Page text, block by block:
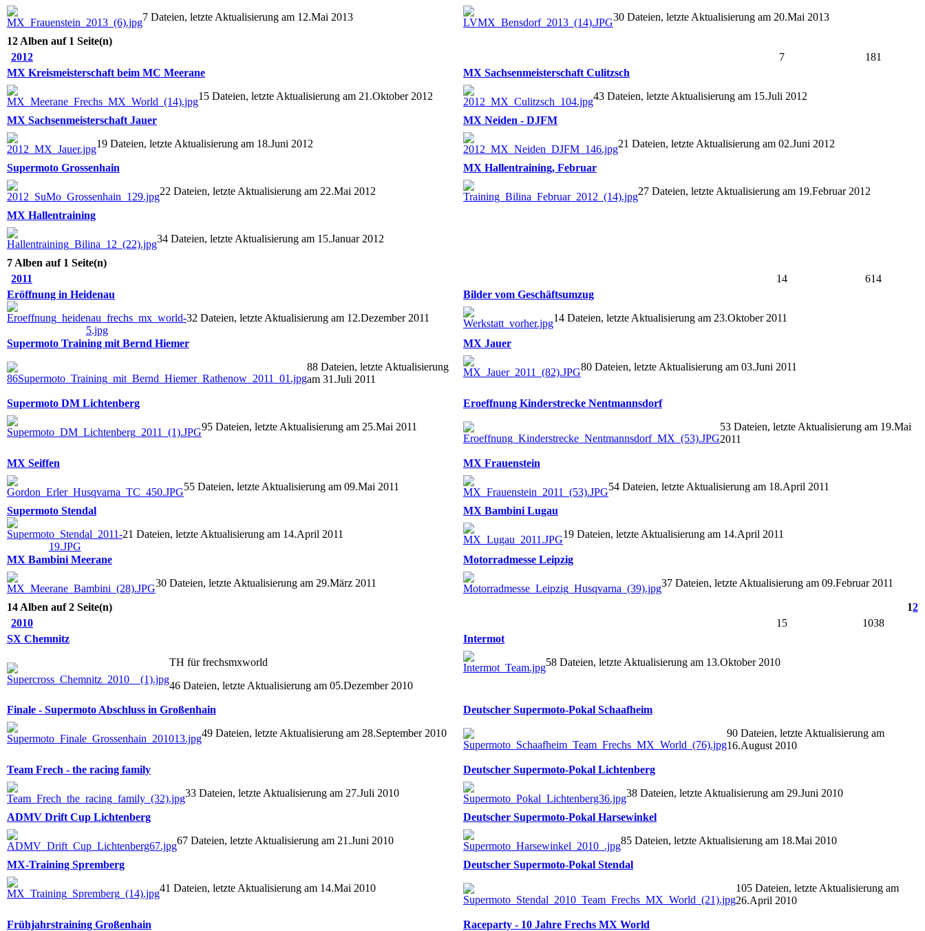
7 Dateien, letzte Aktualisierung am 12.Mai 2013
30 Dateien, letzte Aktualisierung am 20.Mai 2013
12 Alben auf 1 Seite(n)
2012
7
181
MX Kreismeisterschaft beim MC Meerane
15 Dateien, letzte Aktualisierung am 21.Oktober 2012
MX Sachsenmeisterschaft Culitzsch
43 Dateien, letzte Aktualisierung am 15.Juli 2012
MX Sachsenmeisterschaft Jauer
19 Dateien, letzte Aktualisierung am 18.Juni 2012
MX Neiden - DJFM
21 Dateien, letzte Aktualisierung am 02.Juni 2012
Supermoto Grossenhain
22 Dateien, letzte Aktualisierung am 22.Mai 2012
MX Hallentraining, Februar
27 Dateien, letzte Aktualisierung am 19.Februar 2012
MX Hallentraining
34 Dateien, letzte Aktualisierung am 15.Januar 2012
7 Alben auf 1 Seite(n)
2011
14
614
Eröffnung in Heidenau
32 Dateien, letzte Aktualisierung am 12.Dezember 2011
Bilder vom Geschäftsumzug
14 Dateien, letzte Aktualisierung am 23.Oktober 2011
Supermoto Training mit Bernd Hiemer
88 Dateien, letzte Aktualisierung
am 31.Juli 2011
MX Jauer
80 Dateien, letzte Aktualisierung am 03.Juni 2011
Supermoto DM Lichtenberg
95 Dateien, letzte Aktualisierung am 25.Mai 2011
Eroeffnung Kinderstrecke Nentmannsdorf
53 Dateien, letzte Aktualisierung am 19.Mai
2011
MX Seiffen
55 Dateien, letzte Aktualisierung am 09.Mai 2011
MX Frauenstein
54 Dateien, letzte Aktualisierung am 18.April 2011
Supermoto Stendal
21 Dateien, letzte Aktualisierung am 14.April 2011
MX Bambini Lugau
19 Dateien, letzte Aktualisierung am 14.April 2011
MX Bambini Meerane
30 Dateien, letzte Aktualisierung am 29.März 2011
Motorradmesse Leipzig
37 Dateien, letzte Aktualisierung am 09.Februar 2011
14 Alben auf 2 Seite(n) 12
2010
15
1038
SX Chemnitz
TH für frechsmxworld
46 Dateien, letzte Aktualisierung am 05.Dezember 2010
Intermot
58 Dateien, letzte Aktualisierung am 13.Oktober 2010
Finale - Supermoto Abschluss in Großenhain
49 Dateien, letzte Aktualisierung am 28.September 2010
Deutscher Supermoto-Pokal Schaafheim
90 Dateien, letzte Aktualisierung am
16.August 2010
Team Frech - the racing family
33 Dateien, letzte Aktualisierung am 27.Juli 2010
Deutscher Supermoto-Pokal Lichtenberg
38 Dateien, letzte Aktualisierung am 29.Juni 2010
ADMV Drift Cup Lichtenberg
67 Dateien, letzte Aktualisierung am 21.Juni 2010
Deutscher Supermoto-Pokal Harsewinkel
85 Dateien, letzte Aktualisierung am 18.Mai 2010
MX-Training Spremberg
41 Dateien, letzte Aktualisierung am 14.Mai 2010
Deutscher Supermoto-Pokal Stendal
105 Dateien, letzte Aktualisierung am
26.April 2010
Frühjahrstraining Großenhain
Raceparty - 10 Jahre Frechs MX World